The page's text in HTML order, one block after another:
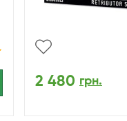
2 480 грн.